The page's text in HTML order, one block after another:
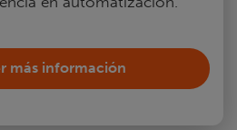
más información